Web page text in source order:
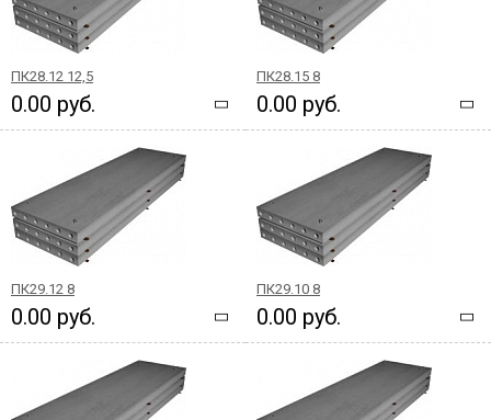
ПК28.12 12,5
0.00 руб.
ПК28.15 8
0.00 руб.
ПК29.12 8
0.00 руб.
ПК29.10 8
0.00 руб.